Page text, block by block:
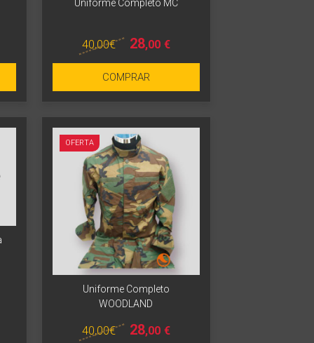
Uniforme Completo MC
40,00€ 28,00 €
COMPRAR
OFERTA
Uniforme Completo
WOODLAND
40,00€ 28,00 €